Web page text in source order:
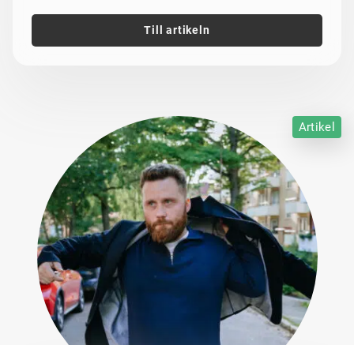
Till artikeln
Artikel